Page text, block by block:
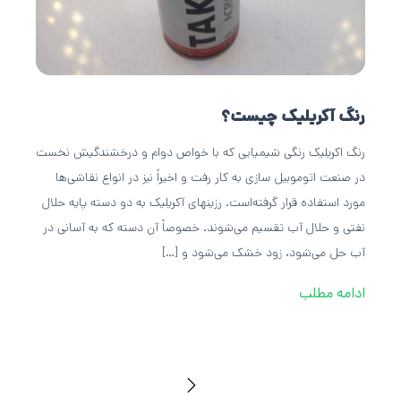
رنگ آکریلیک چیست؟
رنگ اکریلیک رنگی شیمیایی که با خواص دوام و درخشندگیش نخست
در صنعت اتوموبیل سازی به کار رفت و اخیراً نیز در انواع نقاشی‌ها
مورد استفاده قرار گرفته‌است. رزینهای آکریلیک به دو دسته پایه حلال
نفتی و حلال آب تقسیم می‌شوند. خصوصاً آن دسته که به آسانی در
آب حل می‌شود، زود خشک می‌شود و […]
ادامه مطلب